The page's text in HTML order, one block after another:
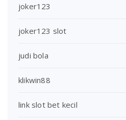
joker123
joker123 slot
judi bola
klikwin88
link slot bet kecil